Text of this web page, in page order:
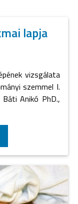
lapja
vizsgálata
szemmel I.
Anikó PhD.,